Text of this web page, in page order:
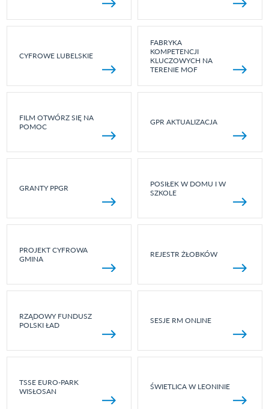
CYFROWE LUBELSKIE
FABRYKA
KOMPETENCJI
KLUCZOWYCH NA
TERENIE MOF
FILM OTWÓRZ SIĘ NA
POMOC
GPR AKTUALIZACJA
GRANTY PPGR
POSIŁEK W DOMU I W
SZKOLE
PROJEKT CYFROWA
GMINA
REJESTR ŻŁOBKÓW
RZĄDOWY FUNDUSZ
POLSKI ŁAD
SESJE RM ONLINE
TSSE EURO-PARK
WISŁOSAN
ŚWIETLICA W LEONINIE